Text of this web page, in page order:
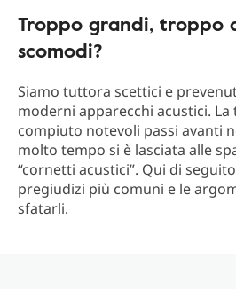
Troppo grandi, troppo
scomodi?
Siamo tuttora scettici e
moderni apparecchi acustici. La
compiuto notevoli passi avanti
molto tempo si è lasciata alle
“cornetti acustici”. Qui di
pregiudizi più comuni e le
sfatarli.